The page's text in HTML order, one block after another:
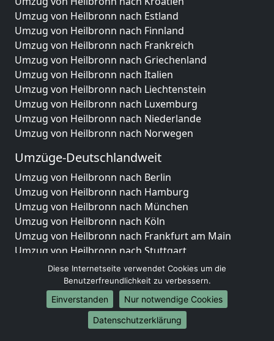
Umzug von Heilbronn nach Estland
Umzug von Heilbronn nach Finnland
Umzug von Heilbronn nach Frankreich
Umzug von Heilbronn nach Griechenland
Umzug von Heilbronn nach Italien
Umzug von Heilbronn nach Liechtenstein
Umzug von Heilbronn nach Luxemburg
Umzug von Heilbronn nach Niederlande
Umzug von Heilbronn nach Norwegen
Umzüge-Deutschlandweit
Umzug von Heilbronn nach Berlin
Umzug von Heilbronn nach Hamburg
Umzug von Heilbronn nach München
Umzug von Heilbronn nach Köln
Umzug von Heilbronn nach Frankfurt am Main
Umzug von Heilbronn nach Stuttgart
Umzug von Heilbronn nach Düsseldorf
Umzug von Heilbronn nach Leipzig
Umzug von Heilbronn nach Dortmund
Umzug von Heilbronn nach Essen
Umzug von Heilbronn nach Bremen
Diese Internetseite verwendet Cookies um die
Benutzerfreundlichkeit zu verbessern.
Einverstanden
Nur notwendige Cookies
Datenschutzerklärung